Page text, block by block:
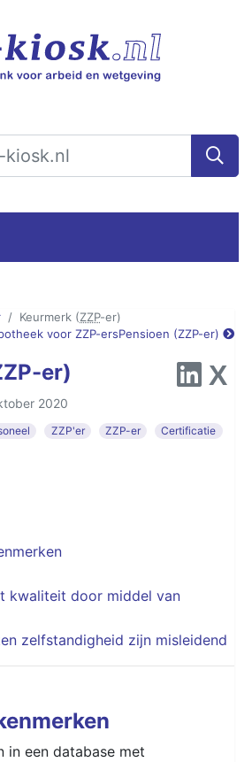
Keurmerk (ZZP-er)
voor ZZP-ersPensioen (ZZP-er)
er)
2020
ZZP'er ZZP-er
Certificatie
kwaliteit door middel van
zelfstandigheid zijn misleidend
in een database met